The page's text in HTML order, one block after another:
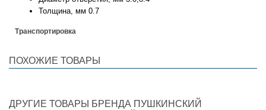
Толщина, мм 0.7
Транспортировка
ПОХОЖИЕ ТОВАРЫ
ДРУГИЕ ТОВАРЫ БРЕНДА ПУШКИНСКИЙ